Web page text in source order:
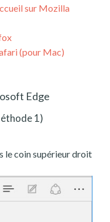
sur Mozilla
(pour Mac)
Edge
1)
le coin supérieur droit